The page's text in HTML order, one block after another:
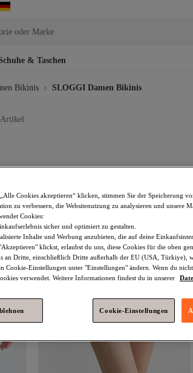
oder Marke
& Taschen
Bikinis SLOGGI Damen Bikinis
Cookies akzeptieren“ klicken, stimmen Sie der Speicherung
zu verbessern, die Websitenutzung zu analysieren und unsere
Cookies:
sicher und optimiert zu gestalten.
Inhalte und Werbung anzubieten, die auf deine
klickst, erlaubst du uns, diese Cookies für die oben
an Dritte, einschließlich Dritte außerhalb der EU (USA, Türkiye),
Cookie-Einstellungen unter "Einstellungen" ändern. Wenn du
verwendet. Weitere Informationen findest du in unserer
Cookie-Einstellungen